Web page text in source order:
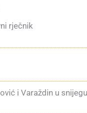
rječnik
i Varaždin u snijegu